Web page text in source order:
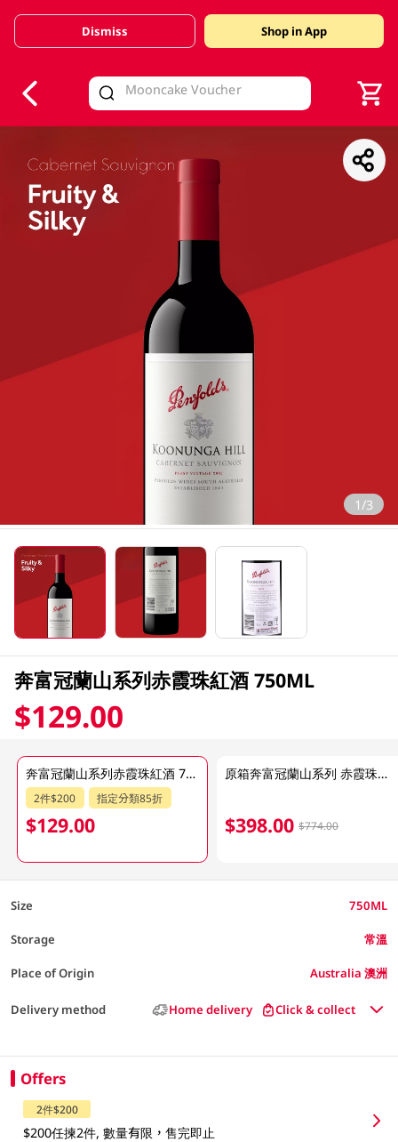
Valid Until 30 June 2026
Dismiss Shop in App
1/3
奔富冠蘭山系列赤霞珠紅酒 750ML
$129.00
奔富冠蘭山系列赤霞珠紅酒 750ML
2件$200 指定分類85折
$129.00
原箱奔富冠蘭山系列 赤霞珠紅酒 6 X 750ML
$398.00 $774.00
Size 750ML
Storage 常溫
Place of Origin Australia 澳洲
Delivery method Home delivery Click & collect
Offers
2件$200
$200任揀2件, 數量有限，售完即止